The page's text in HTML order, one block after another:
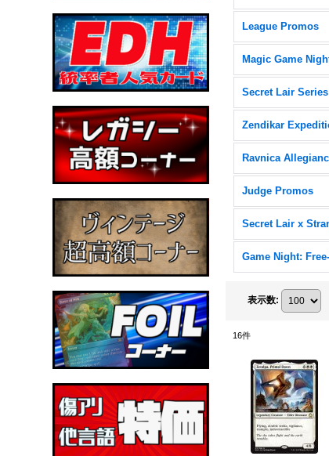
League Promos
Magic Game
Secret Lair Series
Zendikar
Judge Promos
Game Night:
表示数:
16件